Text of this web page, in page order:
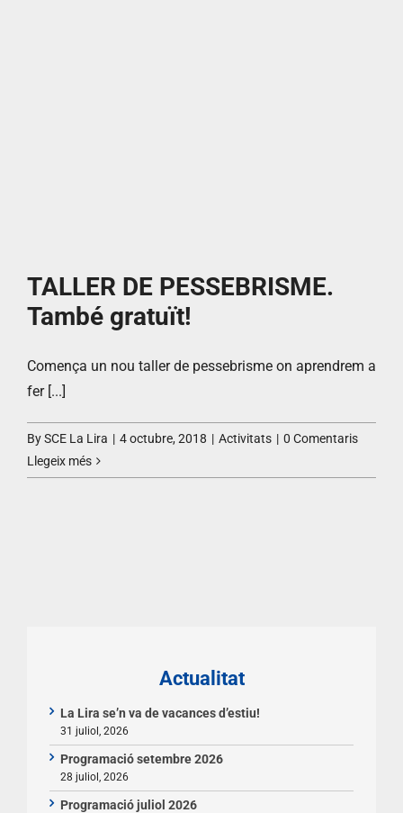
TALLER DE PESSEBRISME.
També gratuït!
Comença un nou taller de pessebrisme on aprendrem a
fer [...]
BySCE La Lira | 4 octubre, 2018 | Activitats | 0 Comentaris
Llegeix més
Actualitat
La Lira se’n va de vacances d’estiu!
31 juliol, 2026
Programació setembre 2026
28 juliol, 2026
Programació juliol 2026